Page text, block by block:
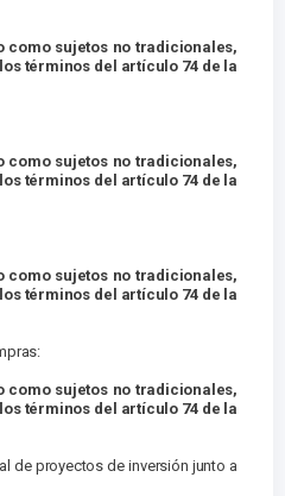
como sujetos no tradicionales,
términos del artículo 74 de la
como sujetos no tradicionales,
términos del artículo 74 de la
como sujetos no tradicionales,
términos del artículo 74 de la
como sujetos no tradicionales,
términos del artículo 74 de la
de proyectos de inversión junto a